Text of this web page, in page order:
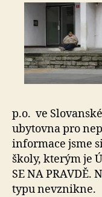
p.o. ve
ubytovna pro
informace jsme
školy, kterým je
SE NA PRAVDĚ.
typu nevznikne.